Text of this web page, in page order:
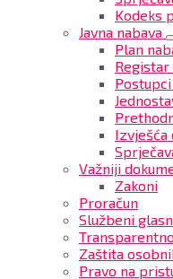
Kodeks
Javna nabava
Plan
Izvješća
Važniji
Zakoni
Proračun
Službeni
Zaštita
Pravo na